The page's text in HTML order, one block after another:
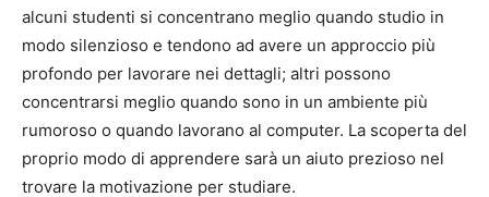
alcuni studenti si concentrano meglio quando studio in
modo silenzioso e tendono ad avere un approccio più
profondo per lavorare nei dettagli; altri possono
concentrarsi meglio quando sono in un ambiente più
rumoroso o quando lavorano al computer. La scoperta del
proprio modo di apprendere sarà un aiuto prezioso nel
trovare la motivazione per studiare.